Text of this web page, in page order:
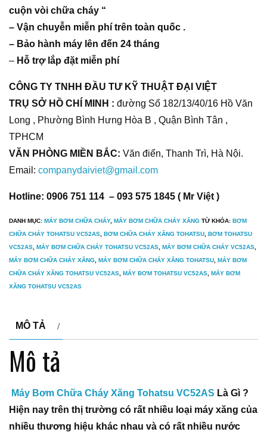
cuộn vòi chữa cháy “
– Vận chuyễn miễn phí trên toàn quốc .
– Bảo hành máy lên đến 24 tháng
– Hỗ trợ lắp đặt miễn phí
CÔNG TY TNHH ĐẦU TƯ KỸ THUẬT ĐẠI VIỆT
TRỤ SỞ HỒ CHÍ MINH : đường Số 182/13/40/16 Hồ Văn
Long , Phường Bình Hưng Hòa B , Quận Bình Tân ,
TPHCM
VĂN PHÒNG MIỀN BẮC: Văn điển, Thanh Trì, Hà Nội.
Email: companydaiviet@gmail.com
Hotline: 0906 751 114 – 093 575 1845 ( Mr Việt )
DANH MỤC: MÁY BƠM CHỮA CHÁY, MÁY BƠM CHỮA CHÁY XĂNG TỪ KHÓA: BƠM
CHỮA CHÁY TOHATSU VC52AS BƠM CHỮA CHÁY XĂNG TOHATSU BƠM TOHATSU
VC52AS MÁY BƠM CHỮA CHÁY TOHATSU VC52AS MÁY BƠM CHỮA CHÁY VC52AS
MÁY BƠM CHỮA CHÁY XĂNG MÁY BƠM CHỮA CHÁY XĂNG TOHATSU MÁY BƠM
CHỮA CHÁY XĂNG TOHATSU VC52AS MÁY BƠM TOHATSU VC52AS MÁY BƠM
XĂNG TOHATSU VC52AS
MÔ TẢ
Mô tả
Máy Bơm Chữa Cháy Xăng Tohatsu VC52AS Là Gì ?
Hiện nay trên thị trường có rất nhiều loại máy xăng của
nhiều thương hiệu khác nhau và có rất nhiều nước